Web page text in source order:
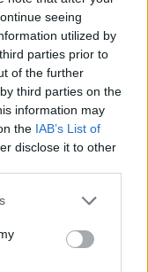
seeing
utilized by
parties prior to
of the further
third parties on the
information may
the IAB’s List of
disclose it to other
να μην
οδηγούς, ήταν
κυρίως γύρω
από τις
με τα νέα,
ενισχυθεί ο
αποτελέσματα
↗